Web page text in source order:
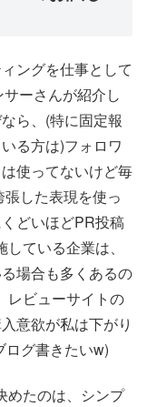
ングを仕事として
ーさんが紹介し
ら、(特に固定報
る方は)フォロワ
使ってないけど毎
した表現を使っ
どいほどPR投稿
ている企業は、
場合も多くあるの
レビューサイトの
意欲が私は下がり
ログ書きたいw)
めたのは、シンプ